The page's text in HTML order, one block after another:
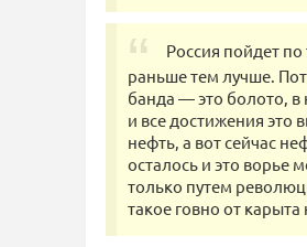
Россия пойдет
раньше тем лучше.
банда — это болото,
и все достижения это
нефть, а вот сейчас
осталось и это ворье
только путем
такое говно от карыта